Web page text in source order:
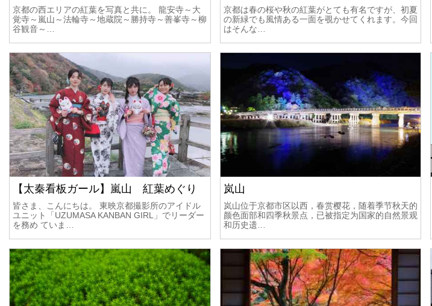
京都の西エリアの紅葉を写真と共に。 龍安寺～大
覚寺～嵐山～法輪寺～地蔵院～勝持寺～善峯寺～柳
谷観音～…
京都は春の桜や秋の紅葉がとても有名ですが、初夏
の新緑でも風情ある一面を覗かせてくれます。今回
はそんな…
【太秦看板ガール】嵐山 紅葉めぐり
皆さま、こんにちは。 東映京都撮影所のアイドル
ユニット「UZUMASA KANBAN GIRL」でリーダー
を務め ていま…
岚山
岚山位于京都市区以西，春赏樱花，随着季节秋天的
颜色面部和四季秋景点，已被指定为国家的自然景观
和历史遗…